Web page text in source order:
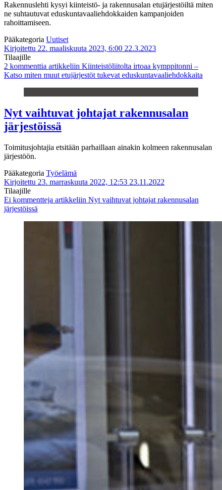
Rakennuslehti kysyi kiinteistö- ja rakennusalan etujärjestöiltä miten
ne suhtautuvat eduskuntavaaliehdokkaiden kampanjoiden
rahoittamiseen.
Pääkategoria Uutiset
Kirjoitettu 22. maaliskuuta 2023, 6:00 22.3.2023
Tilaajille
2 kommenttia artikkeliin Kiinteistöliitolta irtoaa kymppitonni –
Katso miten muut etujärjestöt tukevat eduskuntavaaliehdokkaita
Nyt vaihtuvat johtajat rakennusalan
järjestöissä
Toimitusjohtajia etsitään parhaillaan ainakin kolmeen rakennusalan
järjestöön.
Pääkategoria Työelämä
Kirjoitettu 23. marraskuuta 2022, 12:53 23.11.2022
Tilaajille
Ei kommentteja artikkeliin Nyt vaihtuvat johtajat rakennusalan
järjestöissä